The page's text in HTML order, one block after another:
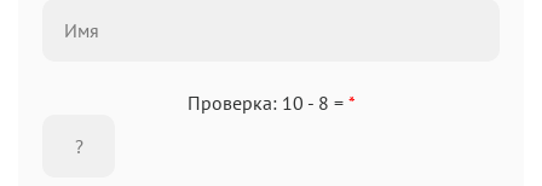
Проверка: 10 - 8 = *